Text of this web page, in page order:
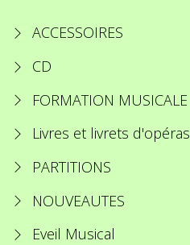
ACCESSOIRES
CD
FORMATION MUSICALE
Livres et livrets d'opéras
PARTITIONS
NOUVEAUTES
Eveil Musical